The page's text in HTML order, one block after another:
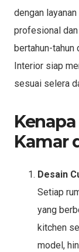
dengan layanan
profesional
bertahun-
Interior siap
sesuai selera
Kamar
Desain
Setiap
yang
kitchen
model,